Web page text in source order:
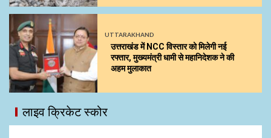
UTTARAKHAND
उत्तराखंड में NCC विस्तार को मिलेगी नई
रफ्तार, मुख्यमंत्री धामी से महानिदेशक ने की
अहम मुलाकात
लाइव क्रिकेट स्कोर